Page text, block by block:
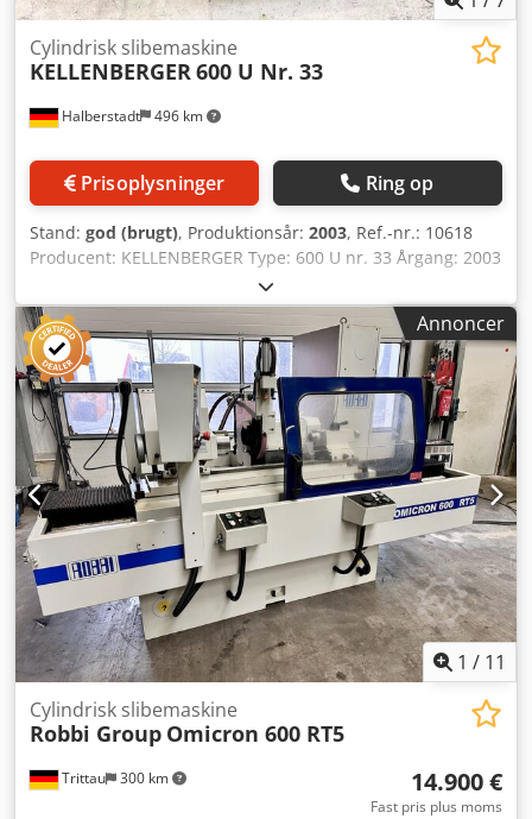
vægt af maskinen: ca. 5800 kg Driftsstøjniveau: 70 dB (A)
Halberstadt 496 km
Cylindrisk slibemaskine
KELLENBERGER600 U Nr. 33
Prisoplysninger Ring op
Stand: god (brugt), Produktionsår: 2003, Ref.-nr.: 10618
Producent: KELLENBERGER Type: 600 U nr. 33 Årgang: 2003
Styringstype: Konventionel Styring: n/a Lagersted:
Halberstadt Oprindelsesland: Schweiz Centrumafstand:
600 mm Centrumhøjde (standard): 125 mm Centrumhøjde
ved forhøjelse af arbejdsblokke hoved- og pinoldok: 175 -
250 mm Svingdiameter med indsatsblokke maks.: 350 - 500
mm Crsdpfxeya Dage Aa Uef Bordets svingvinkel / hver
side: 10° Opholdstid ved bordvending: 0 - 5 sek. Diameter /
bredde / hul: 250 x 13 x 76 mm Slibespindelens
omdrejningstal: 1500 / 1700 / 2200 / 3600 Slibehoved
drejeligt: 360° Tværbevægelse af slibehoved: 285 mm
Hurtig frem- og tilbagerykning af hjulhovedet: 40 mm
Intermitterende indføring pr. bordvending: 0,001 - 0,03
mm/dia Mikrojustering af indføring, 1 drejning på skala:
0,001 mm / Ø Arbejdshastigheder trinløst justerbare
(normal/speciel): 20-400 / 10-400 Maks. slibelængde: 900
mm Yderligere oplysninger: Maskinen kan besigtiges
under strøm.
Annoncer
1 / 11
Trittau 300 km
Cylindrisk slibemaskine
Robbi Group Omicron 600 RT5
14.900 €
Fast pris plus moms